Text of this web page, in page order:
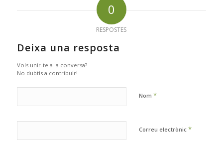
0
RESPOSTES
Deixa una resposta
Vols unir-te a la conversa?
No dubtis a contribuir!
Nom *
Correu electrònic *